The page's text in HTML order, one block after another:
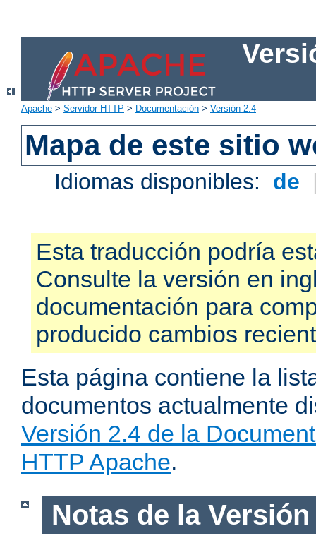
Apache > Servidor HTTP > Documentación > Versión 2.4
Mapa de este sitio
Idiomas disponibles: de
Esta traducción podría
Consulte la versión en
documentación para
producido cambios
Esta página contiene la
documentos actualmente
Versión 2.4 de la
HTTP Apache.
Notas de la Versión